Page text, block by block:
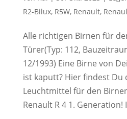
R2-Bilux, R5W, Renault,
Alle richtigen Birnen für
Türer(Typ: 112,
12/1993) Eine Birne von
ist kaputt? Hier findest Du
Leuchtmittel für den
Renault R 4 1. Generation!